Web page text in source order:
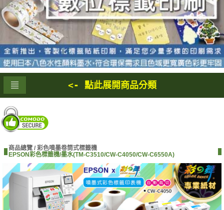
<- 點此展開商品分類
商品總覽 / 彩色噴墨卷筒式標籤機
EPSON彩色標籤機/墨水(TM-C3510/CW-C4050/CW-C6550A)